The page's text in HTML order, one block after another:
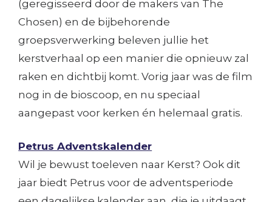
(geregisseerd door de makers van The
Chosen) en de bijbehorende
groepsverwerking beleven jullie het
kerstverhaal op een manier die opnieuw zal
raken en dichtbij komt. Vorig jaar was de film
nog in de bioscoop, en nu speciaal
aangepast voor kerken én helemaal gratis.
Petrus Adventskalender
Wil je bewust toeleven naar Kerst? Ook dit
jaar biedt Petrus voor de adventsperiode